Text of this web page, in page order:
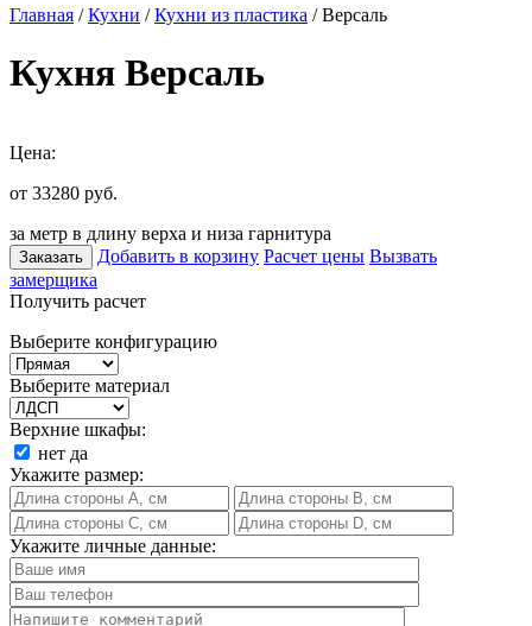
Главная /Кухни /Кухни из пластика / Версаль
Кухня Версаль
Цена:
от 33280 руб.
за метр в длину верха и низа гарнитура
Заказать Добавить в корзину Расчет цены Вызвать
замерщика
Получить расчет
Выберите конфигурацию
Выберите материал
Верхние шкафы:
нет да
Укажите размер:
Укажите личные данные: